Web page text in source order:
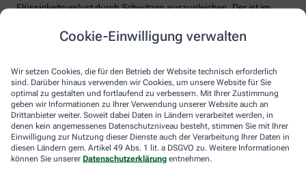
Cookie-Einwilligung verwalten
Wir setzen Cookies, die für den Betrieb der Website technisch erforderlich
sind. Darüber hinaus verwenden wir Cookies, um unsere Website für Sie
optimal zu gestalten und fortlaufend zu verbessern. Mit Ihrer Zustimmung
geben wir Informationen zu Ihrer Verwendung unserer Website auch an
Drittanbieter weiter. Soweit dabei Daten in Ländern verarbeitet werden, in
denen kein angemessenes Datenschutzniveau besteht, stimmen Sie mit Ihrer
Einwilligung zur Nutzung dieser Dienste auch der Verarbeitung Ihrer Daten in
diesen Ländern gem. Artikel 49 Abs. 1 lit. a DSGVO zu. Weitere Informationen
können Sie unserer Datenschutzerklärung entnehmen.
Flüssigkeitsverlust durch Schwitzen auszugleichen. Der ist im
Temperaturen. Trinken wir zu wenig, sind Kopfschmerzen und
Konzentrationsprobleme meist die Folge.
Weniger bekannt ist, dass ein Flüssigkeitsmangel auch anderen
Organen zusetzt. So kann Hitzestress auch ernsthaft die Nieren
schädigen – und zwar nachhaltig und auch bei gesunden
Menschen. Als Faustregel gilt: Zwei bis drei Liter täglich sollten es
sein. Die besten Durstlöscher: Mineralwasser, ungesüßte Kräuter-
und Früchtetees oder verdünnte Säfte. Auch wasserreiches Obst
und Gemüse wie Melonen, Gurken oder Tomaten kann
Flüssigkeitsverluste ausgleichen. Bei Herz-Kreislauf- oder